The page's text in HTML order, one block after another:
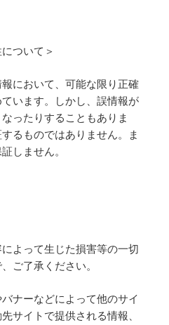
ついて＞
において、可能な限り正確
います。しかし、誤情報が
ったりすることもありま
るものではありません。ま
しません。
よって生じた損害等の一切
ご了承ください。
ナーなどによって他のサイ
サイトで提供される情報、